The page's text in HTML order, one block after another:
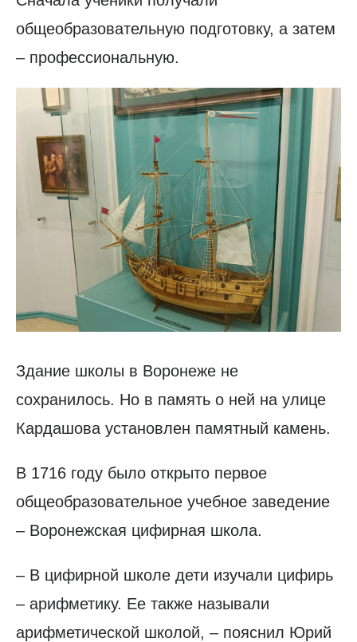
общеобразовательную подготовку, а затем
– профессиональную.
Здание школы в Воронеже не
сохранилось. Но в память о ней на улице
Кардашова установлен памятный камень.
В 1716 году было открыто первое
общеобразовательное учебное заведение
– Воронежская цифирная школа.
– В цифирной школе дети изучали цифирь
– арифметику. Ее также называли
арифметической школой, – пояснил Юрий